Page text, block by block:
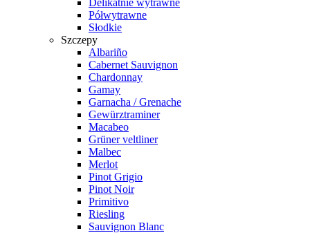
Delikatnie wytrawne
Półwytrawne
Słodkie
Szczepy
Albariño
Cabernet Sauvignon
Chardonnay
Gamay
Garnacha / Grenache
Gewürztraminer
Macabeo
Grüner veltliner
Malbec
Merlot
Pinot Grigio
Pinot Noir
Primitivo
Riesling
Sauvignon Blanc